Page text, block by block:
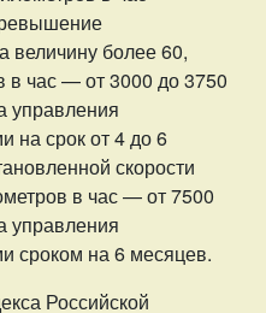
величину более 60,
в час — от 3000 до 3750
управления
на срок от 4 до 6
скорости
в час — от 7500
управления
сроком на 6 месяцев.
Российской